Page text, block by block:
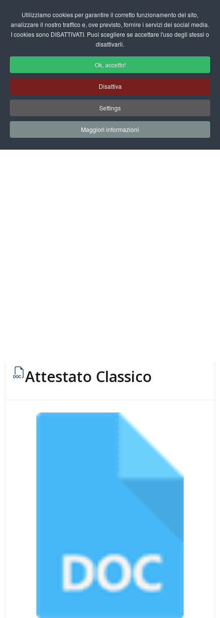
Utilizziamo cookies per garantire il corretto funzionamento del sito,
analizzare il nostro traffico e, ove previsto, fornire i servizi dei social media.
I cookies sono DISATTIVATI. Puoi scegliere se accettare l'uso degli stessi o
disattivarli.
Ok, accetto!
Disattiva
Settings
Maggiori informazioni
fas
Attestati per la Scuola dell'Infanzia
Schede didattiche - Attestati
Home Documenti Schede Didattiche
Attestati
Attestato Classico